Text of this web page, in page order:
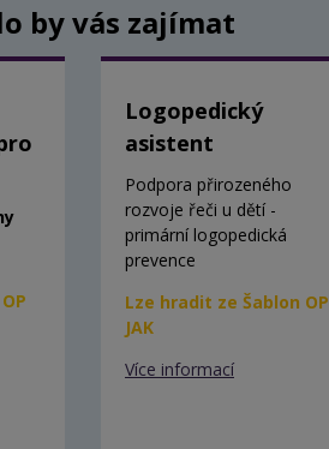
by vás zajímat
Logopedický
asistent
Podpora přirozeného
rozvoje řeči u dětí -
primární logopedická
prevence
Lze hradit ze Šablon OP
JAK
Více informací